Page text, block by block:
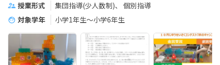
授業形式
集団指導(少人数制)
個別指導
対象学年
小学1年生～小学6年生